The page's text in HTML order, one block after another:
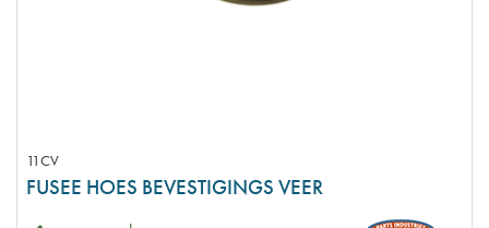
11CV
FUSEE HOES BEVESTIGINGS VEER